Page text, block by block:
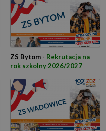
ZS Bytom - Rekrutacja na
rok szkolny 2026/2027